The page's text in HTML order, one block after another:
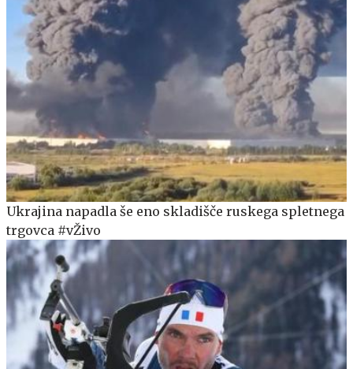
Ukrajina napadla še eno skladišče ruskega spletnega
trgovca #vŽivo